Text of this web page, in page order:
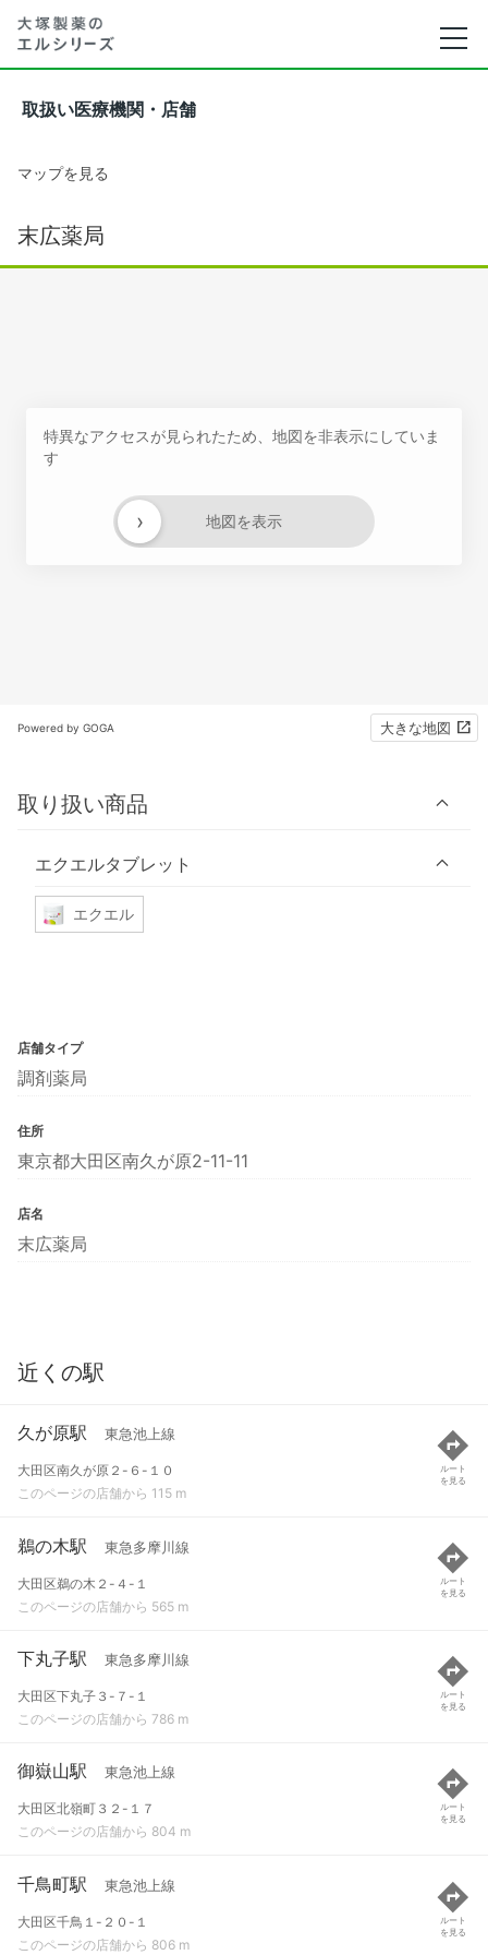
取扱い医療機関・店舗
マップを見る
末広薬局
特異なアクセスが見られたため、地図を非表示にしていま
す
地図を表示
›
Powered by GOGA 大きな地図
取り扱い商品
エクエルタブレット
エクエル
店舗タイプ
調剤薬局
住所
東京都大田区南久が原2-11-11
店名
末広薬局
近くの駅
久が原駅 東急池上線
大田区南久が原２-６-１０
このページの店舗から 115 m
ルート
を見る
鵜の木駅 東急多摩川線
大田区鵜の木２-４-１
このページの店舗から 565 m
ルート
を見る
下丸子駅 東急多摩川線
大田区下丸子３-７-１
このページの店舗から 786 m
ルート
を見る
御嶽山駅 東急池上線
大田区北嶺町３２-１７
このページの店舗から 804 m
ルート
を見る
千鳥町駅 東急池上線
大田区千鳥１-２０-１
このページの店舗から 806 m
ルート
を見る